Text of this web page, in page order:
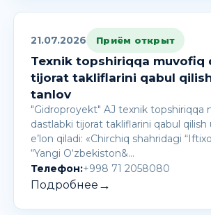
21.07.2026 Приём открыт
Texnik topshiriqqa muvofiq
tijorat takliflarini qabul
tanlov
"Gidroproyekt" AJ texnik topshiriqqa
dastlabki tijorat takliflarini qabul
e’lon qiladi: «Chirchiq shahridagi
“Yangi O‘zbekiston&…
Телефон:+998 71 2058080
Подробнее →